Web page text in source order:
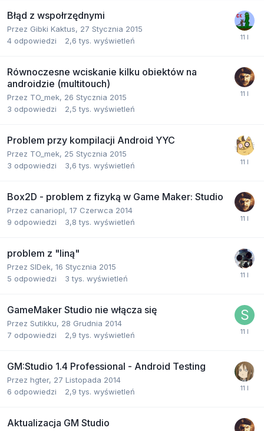
Błąd z wspołrzędnymi
Przez Gibki Kaktus, 27 Stycznia 2015
4 odpowiedzi 2,6 tys. wyświetleń
Równoczesne wciskanie kilku obiektów na
androidzie (multitouch)
Przez TO_mek, 26 Stycznia 2015
3 odpowiedzi 2,5 tys. wyświetleń
Problem przy kompilacji Android YYC
Przez TO_mek, 25 Stycznia 2015
3 odpowiedzi 3,6 tys. wyświetleń
Box2D - problem z fizyką w Game Maker: Studio
Przez canariopl, 17 Czerwca 2014
9 odpowiedzi 3,8 tys. wyświetleń
problem z "liną"
Przez SIDek, 16 Stycznia 2015
5 odpowiedzi 3 tys. wyświetleń
GameMaker Studio nie włącza się
Przez Sutikku, 28 Grudnia 2014
7 odpowiedzi 2,9 tys. wyświetleń
GM:Studio 1.4 Professional - Android Testing
Przez hgter, 27 Listopada 2014
6 odpowiedzi 2,9 tys. wyświetleń
Aktualizacja GM Studio